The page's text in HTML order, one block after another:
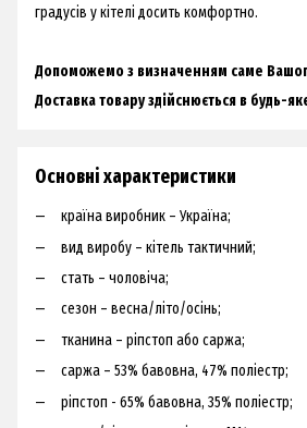
градусів у кітелі досить комфортно.
Допоможемо з визначенням саме
Доставка товару здійснюється в будь-
Основні характеристики
країна виробник – Україна;
вид виробу – кітель тактичний;
стать – чоловіча;
сезон – весна/літо/осінь;
тканина – ріпстоп або саржа;
саржа – 53% бавовна, 47% поліестр;
ріпстоп - 65% бавовна, 35% поліестр;